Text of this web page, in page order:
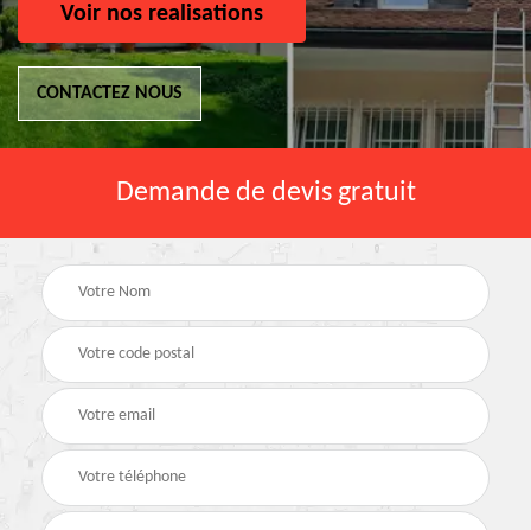
Voir nos realisations
CONTACTEZ NOUS
Demande de devis gratuit